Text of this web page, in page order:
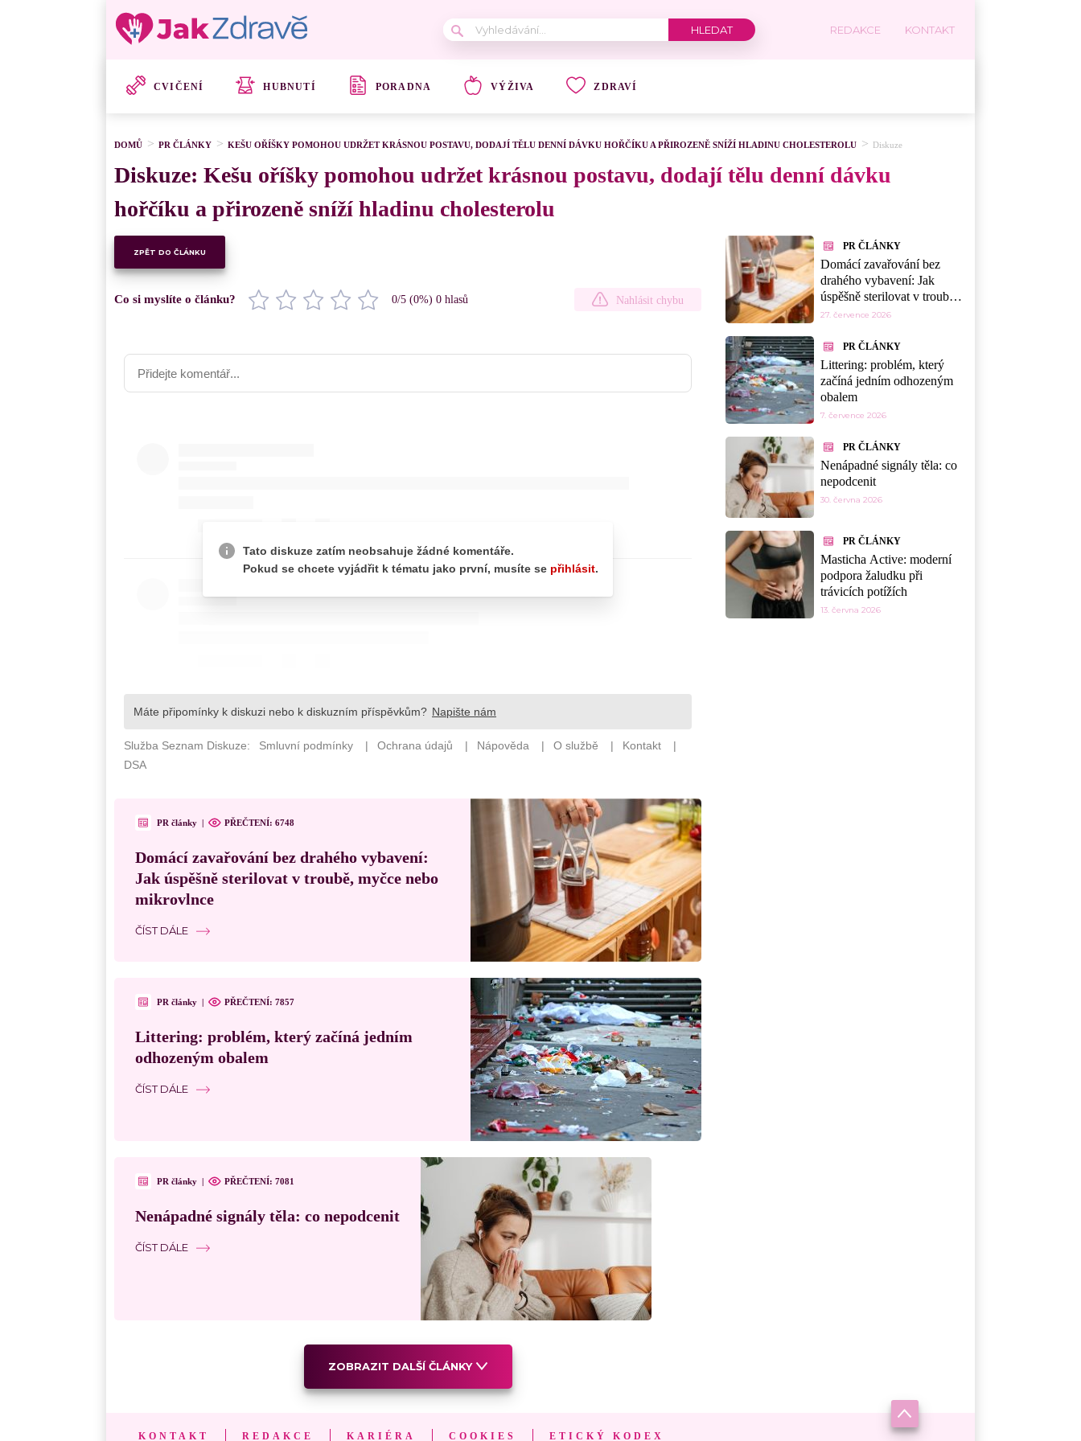
REDAKCE KONTAKT
CVIČENÍ HUBNUTÍ PORADNA VÝŽIVA ZDRAVÍ
DOMŮ PR ČLÁNKY KEŠU OŘÍŠKY POMOHOU UDRŽET KRÁSNOU POSTAVU, DODAJÍ TĚLU DENNÍ DÁVKU HOŘČÍKU A PŘIROZENĚ SNÍŽÍ HLADINU CHOLESTEROLU Diskuze
Diskuze: Kešu oříšky pomohou udržet krásnou postavu, dodají tělu denní dávku
hořčíku a přirozeně sníží hladinu cholesterolu
ZPĚT DO ČLÁNKU
Co si myslíte o článku? 0/5 (0%) 0 hlasů Nahlásit chybu
PR články | PŘEČTENÍ: 6748
Domácí zavařování bez drahého vybavení:
Jak úspěšně sterilovat v troubě, myčce nebo
mikrovlnce
ČÍST DÁLE
PR články | PŘEČTENÍ: 7857
Littering: problém, který začíná jedním
odhozeným obalem
ČÍST DÁLE
PR články | PŘEČTENÍ: 7081
Nenápadné signály těla: co nepodcenit
ČÍST DÁLE
ZOBRAZIT DALŠÍ ČLÁNKY
PR ČLÁNKY
Domácí zavařování bez
drahého vybavení: Jak
úspěšně sterilovat v troubě,
myčce nebo mikrovlnce
27. července 2026
PR ČLÁNKY
Littering: problém, který
začíná jedním odhozeným
obalem
7. července 2026
PR ČLÁNKY
Nenápadné signály těla: co
nepodcenit
30. června 2026
PR ČLÁNKY
Masticha Active: moderní
podpora žaludku při
trávicích potížích
13. června 2026
KONTAKT REDAKCE KARIÉRA COOKIES ETICKÝ KODEX